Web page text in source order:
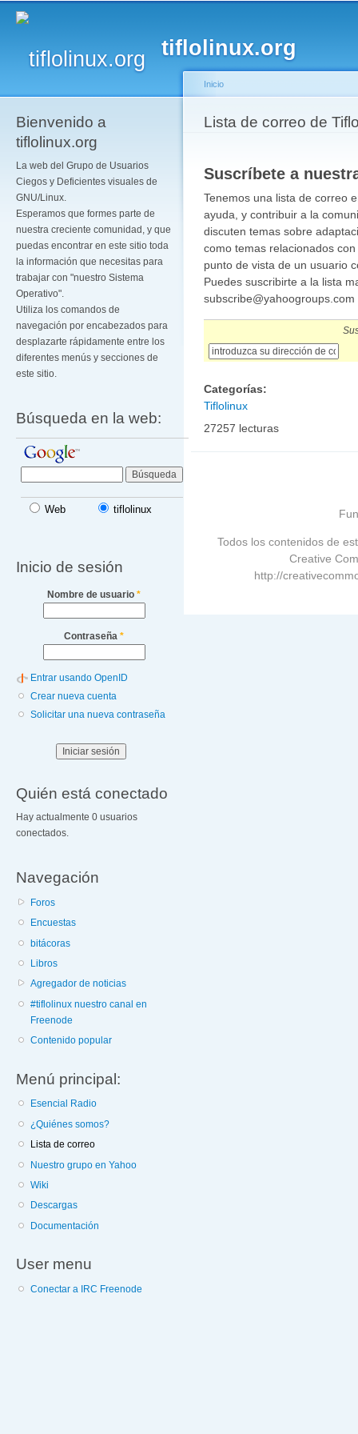
tiflolinux.org
Bienvenido a
tiflolinux.org
La web del Grupo de Usuarios
Ciegos y Deficientes visuales de
GNU/Linux.
Esperamos que formes parte de
nuestra creciente comunidad, y que
puedas encontrar en este sitio toda
la información que necesitas para
trabajar con "nuestro Sistema
Operativo".
Utiliza los comandos de
navegación por encabezados para
desplazarte rápidamente entre los
diferentes menús y secciones de
este sitio.
Búsqueda en la web:
Web tiflolinux
Inicio de sesión
Nombre de usuario *
Contraseña *
Entrar usando OpenID
Crear nueva cuenta
Solicitar una nueva contraseña
Quién está conectado
Hay actualmente 0 usuarios
conectados.
Navegación
Foros
Encuestas
bitácoras
Libros
Agregador de noticias
#tiflolinux nuestro canal en
Freenode
Contenido popular
Menú principal:
Esencial Radio
¿Quiénes somos?
Lista de correo
Nuestro grupo en Yahoo
Wiki
Descargas
Documentación
User menu
Conectar a IRC Freenode
Se encuentra usted
Inicio
Lista de correo de
Suscríbete a
Tenemos una lista de correo
ayuda, y contribuir a la
discuten temas sobre
como temas relacionados
punto de vista de un usuario
Puedes suscribirte a la lista
Categorías:
Tiflolinux
27257 lecturas
Todos los contenidos de
Creative
http://